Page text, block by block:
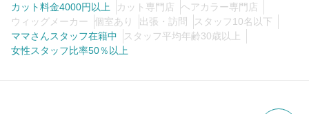
カット料金4000円以上
カット専門店
ヘアカラー専門店
ウィッグメーカー
個室あり 出張・訪問
スタッフ10名以下
ママさんスタッフ在籍中
スタッフ平均年齢30歳以上
女性スタッフ比率50％以上